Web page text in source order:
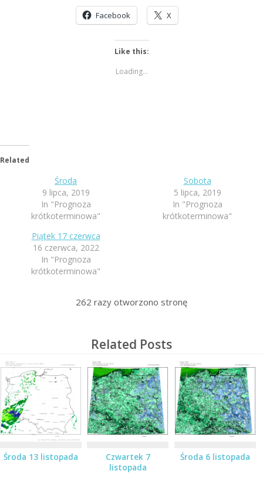
Facebook X
Like this:
Loading...
Related
Środa
9 lipca, 2019
In "Prognoza
krótkoterminowa"
Sobota
5 lipca, 2019
In "Prognoza
krótkoterminowa"
Piątek 17 czerwca
16 czerwca, 2022
In "Prognoza
krótkoterminowa"
262 razy otworzono stronę
Related Posts
Środa 13 listopada
Czwartek 7
listopada
Środa 6 listopada